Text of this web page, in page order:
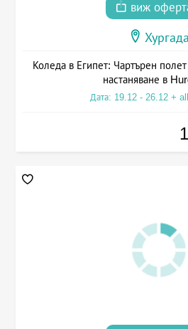
виж
Хургада
Коледа в Египет: Чартърен
настаняване в
Дата: 19.12 - 26.12 +